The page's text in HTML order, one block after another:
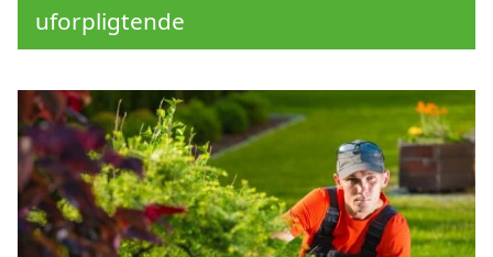
uforpligtende